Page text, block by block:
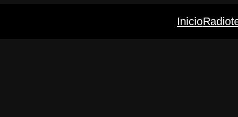
Inicio